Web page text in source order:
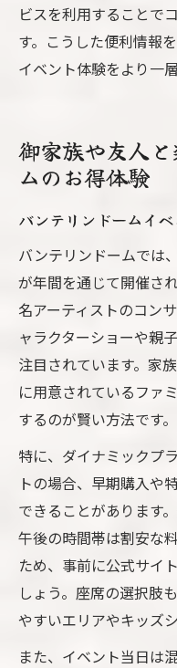
ビスを利用することで
す。こうした便利情報
イベント体験をより一
御家族や友人
ムのお得体験
バンテリンドームイ
バンテリンドームでは
が年間を通じて開催さ
名アーティストのコン
ャラクターショーや親
注目されています。家
に用意されているファ
するのが賢い方法です。
特に、ダイナミックプ
トの場合、早期購入や
できることがあります
午後の時間帯は割安な
ため、事前に公式サイ
しょう。座席の選択肢
やすいエリアやキッズ
また、イベント当日は